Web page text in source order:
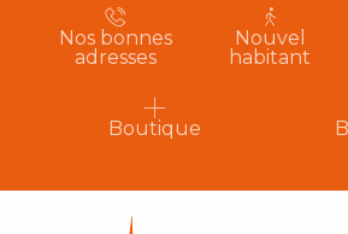
Nos bonnes
adresses
Nouvel
habitant
Boutique